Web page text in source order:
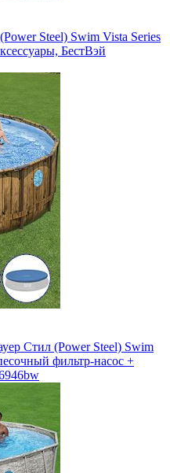
Steel) Swim Vista Series
БестВэй
Стил (Power Steel) Swim
фильтр-насос +